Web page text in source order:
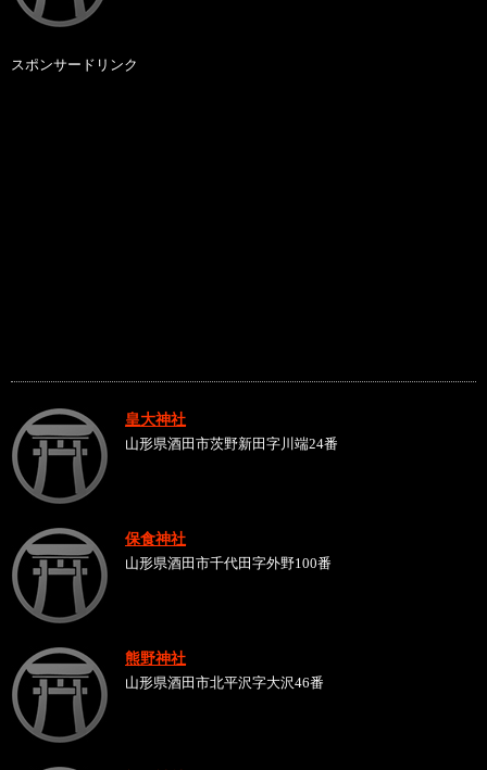
スポンサードリンク
皇大神社
山形県酒田市茨野新田字川端24番
保食神社
山形県酒田市千代田字外野100番
熊野神社
山形県酒田市北平沢字大沢46番